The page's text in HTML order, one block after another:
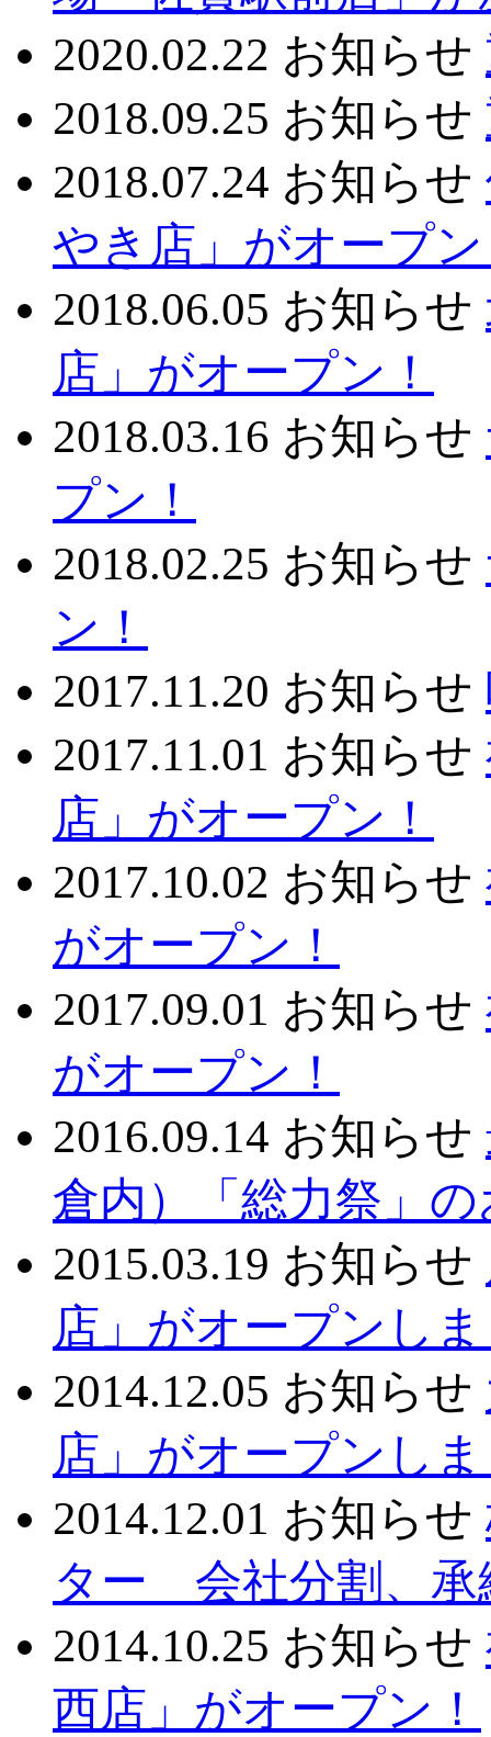
2020.02.22 お知らせ
2018.09.25 お知らせ
2018.07.24 お知らせ
やき店」がオープ
2018.06.05 お知らせ
店」がオープン！
2018.03.16 お知らせ
プン！
2018.02.25 お知らせ
ン！
2017.11.20 お知らせ
2017.11.01 お知らせ
店」がオープン！
2017.10.02 お知らせ
がオープン！
2017.09.01 お知らせ
がオープン！
2016.09.14 お知らせ
倉内）「総力祭」
2015.03.19 お知らせ
店」がオープンし
2014.12.05 お知らせ
店」がオープンし
2014.12.01 お知らせ
ター 会社分割、承
2014.10.25 お知らせ
西店」がオープン！